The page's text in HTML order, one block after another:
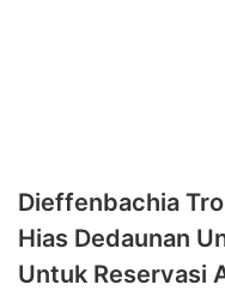
Dieffenbachia
Hias Dedaunan
Untuk Reservasi